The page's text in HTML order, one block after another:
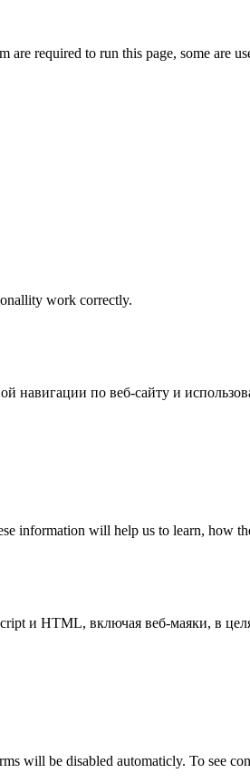
are required to run this page, some are
work correctly.
навигации по веб-сайту и
information will help us to learn, how
и HTML, включая веб-маяки, в
will be disabled automaticly. To see